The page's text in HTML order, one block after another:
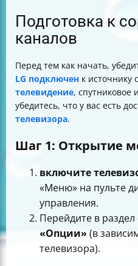
Подготовка к
каналов
Перед тем как начать,
LG подключен к источнику
телевидение, спутниковое
убедитесь, что у вас есть
телевизора.
Шаг 1: Открытие
включите
«Меню» на пульте
управления.
Перейдите в раздел
«Опции» (в
телевизора).